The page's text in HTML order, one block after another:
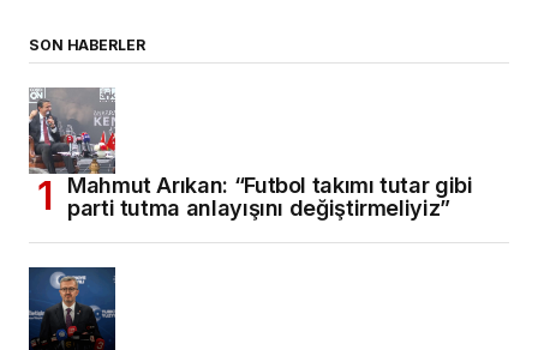
SON HABERLER
Mahmut Arıkan: “Futbol takımı tutar gibi
parti tutma anlayışını değiştirmeliyiz”